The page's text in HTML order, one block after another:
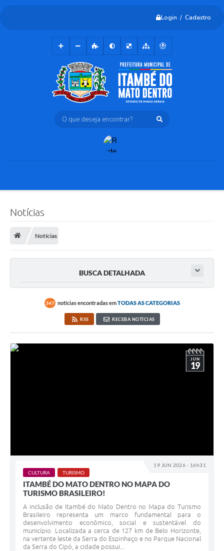
Login / Cadastro
O que deseja encontrar?
Notícias
Notícias
BUSCA DETALHADA
347 notícias encontradas emTODAS AS CATEGORIAS
RSS RECEBA NOTÍCIAS
19 JUN 2026 - 16h31
JUN
19
CULTURA TURISMO
ITAMBÉ DO MATO DENTRO NO MAPA DO
TURISMO BRASILEIRO!
A inclusão de Itambé do Mato Dentro no Mapa do Turismo
Brasileiro representa um marco fundamental para o
desenvolvimento econômico, social e sustentável do
município. Localizada a cerca de 127 km de Belo Horizonte,
na vertente leste da Serra do Espinhaço e no Parque Nacional
da Serra do Cipó, a cidade possui...